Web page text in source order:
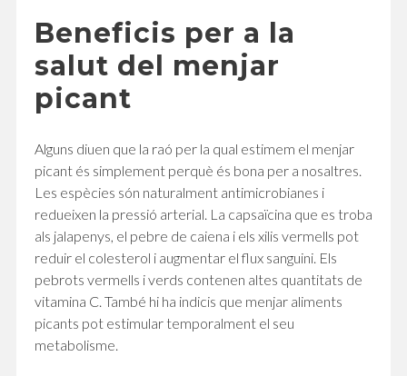
Beneficis per a la
salut del menjar
picant
Alguns diuen que la raó per la qual estimem el menjar
picant és simplement perquè és bona per a nosaltres.
Les espècies són naturalment antimicrobianes i
redueixen la pressió arterial. La capsaïcina que es troba
als jalapenys, el pebre de caiena i els xilis vermells pot
reduir el colesterol i augmentar el flux sanguini. Els
pebrots vermells i verds contenen altes quantitats de
vitamina C. També hi ha indicis que menjar aliments
picants pot estimular temporalment el seu
metabolisme.